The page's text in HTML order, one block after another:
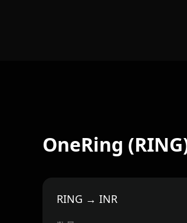
OneRing
RING → INR